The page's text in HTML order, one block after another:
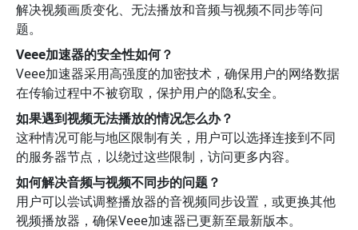
解决视频画质变化、无法播放和音频与视频不同步等问
题。
Veee加速器的安全性如何？
Veee加速器采用高强度的加密技术，确保用户的网络数据
在传输过程中不被窃取，保护用户的隐私安全。
如果遇到视频无法播放的情况怎么办？
这种情况可能与地区限制有关，用户可以选择连接到不同
的服务器节点，以绕过这些限制，访问更多内容。
如何解决音频与视频不同步的问题？
用户可以尝试调整播放器的音视频同步设置，或更换其他
视频播放器，确保Veee加速器已更新至最新版本。